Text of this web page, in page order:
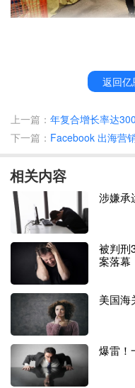
买的多个商品，韩国消
首重费用。记者从菜鸟
费用。
此外，菜鸟也
高标准。如果包裹出现
高
2000元的赔 付以及运费
截至目前，菜鸟为天猫
专线，尤其是日本、韩
通过位于东莞、福州马
海、广州南沙等菜鸟集
。
返回
上一篇： 年复合增长率达
下一篇： Facebook 出海营
相关内容
涉嫌承
被判刑
案落幕
美国海
爆雷！